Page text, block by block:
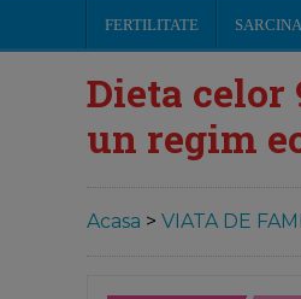
FERTILITATE SARCINA
Dieta celor
un regim
Acasa > VIATA DE